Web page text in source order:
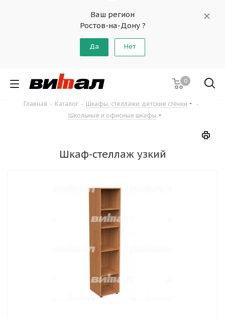
Ваш регион
Ростов-на-Дону ?
Да Нет
0
Главная - Каталог - Шкафы, стеллажи, детские стенки
-
Школьные и офисные шкафы
Шкаф-стеллаж узкий